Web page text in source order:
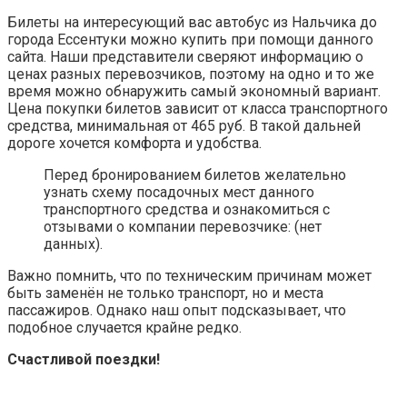
Билеты на интересующий вас автобус из Нальчика до
города Ессентуки можно купить при помощи данного
сайта. Наши представители сверяют информацию о
ценах разных перевозчиков, поэтому на одно и то же
время можно обнаружить самый экономный вариант.
Цена покупки билетов зависит от класса транспортного
средства, минимальная от 465 руб. В такой дальней
дороге хочется комфорта и удобства.
Перед бронированием билетов желательно
узнать схему посадочных мест данного
транспортного средства и ознакомиться с
отзывами о компании перевозчике: (нет
данных).
Важно помнить, что по техническим причинам может
быть заменён не только транспорт, но и места
пассажиров. Однако наш опыт подсказывает, что
подобное случается крайне редко.
Счастливой поездки!